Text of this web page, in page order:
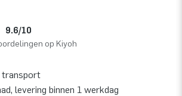
9.6/10
op Kiyoh
transport
levering binnen 1 werkdag